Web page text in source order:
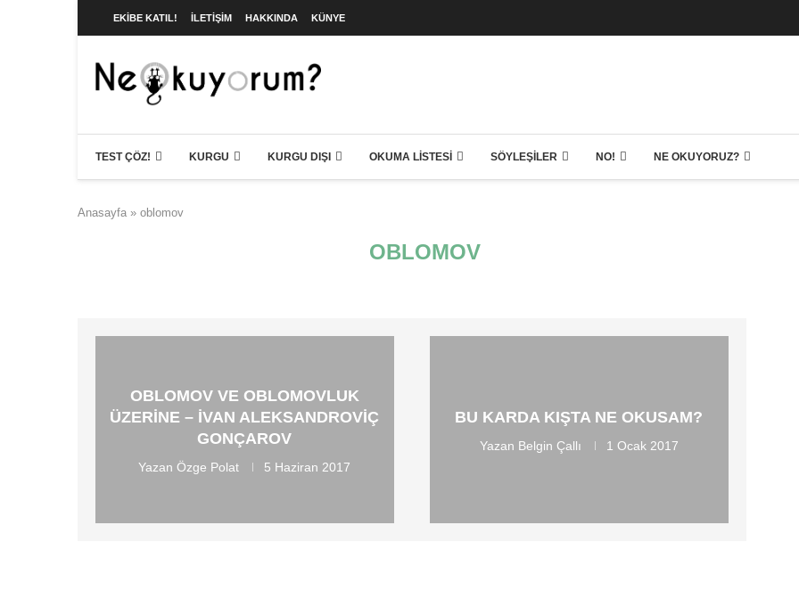
EKIBE KATIL! İLETIŞIM HAKKINDA KÜNYE
TEST ÇÖZ! KURGU KURGU DIŞI OKUMA LISTESI SÖYLEŞILER NO! NE OKUYORUZ?
Anasayfa » oblomov
OBLOMOV
OBLOMOV VE OBLOMOVLUK
ÜZERINE – İVAN ALEKSANDROVIÇ
GONÇAROV
YazanÖzge Polat 5 Haziran 2017
BU KARDA KIŞTA NE OKUSAM?
Yazan Belgin Çallı 1 Ocak 2017